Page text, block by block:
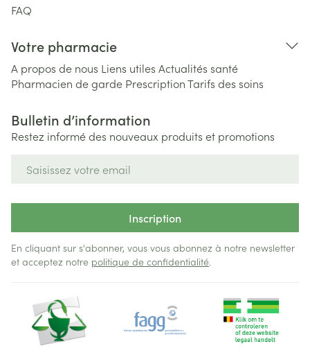
FAQ
Votre pharmacie
A propos de nous Liens utiles Actualités santé
Pharmacien de garde PrescriptionTarifs des soins
Bulletin d’information
Restez informé des nouveaux produits et promotions
Inscription
En cliquant sur s'abonner, vous vous abonnez à notre newsletter
et acceptez notre politique de confidentialité.